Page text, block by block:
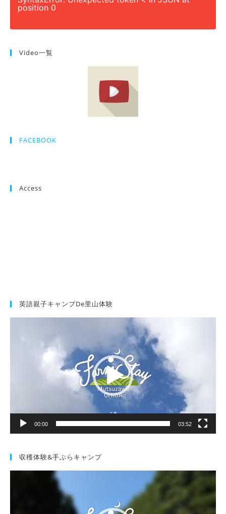
position 0
Video一覧
FACEBOOK
Access
英語親子キャンプde里山体験
00:00 03:52
収穫体験&手ぶらキャンプ